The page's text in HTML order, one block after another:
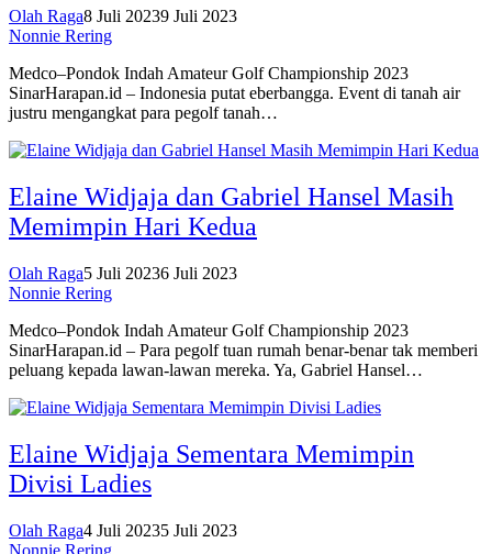
Olah Raga8 Juli 20239 Juli 2023
Nonnie Rering
Medco–Pondok Indah Amateur Golf Championship 2023
SinarHarapan.id – Indonesia putat eberbangga. Event di tanah air
justru mengangkat para pegolf tanah…
Elaine Widjaja dan Gabriel Hansel Masih
Memimpin Hari Kedua
Olah Raga5 Juli 20236 Juli 2023
Nonnie Rering
Medco–Pondok Indah Amateur Golf Championship 2023
SinarHarapan.id – Para pegolf tuan rumah benar-benar tak memberi
peluang kepada lawan-lawan mereka. Ya, Gabriel Hansel…
Elaine Widjaja Sementara Memimpin
Divisi Ladies
Olah Raga4 Juli 20235 Juli 2023
Nonnie Rering